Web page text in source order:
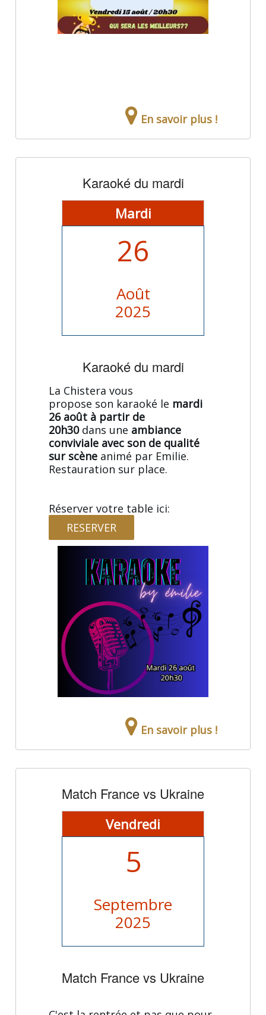
En savoir plus !
Karaoké du mardi
Mardi
26
Août
2025
Karaoké du mardi
La Chistera vous
propose son karaoké le mardi
26 août à partir de
20h30dans une ambiance
conviviale avec son de qualité
sur scène animé par Emilie.
Restauration sur place.
Réserver votre table ici:
RESERVER
En savoir plus !
Match France vs Ukraine
Vendredi
5
Septembre
2025
Match France vs Ukraine